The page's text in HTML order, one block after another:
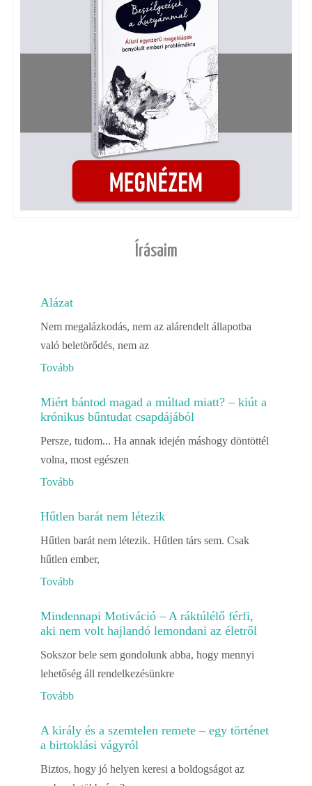
Írásaim
Alázat
Nem megalázkodás, nem az alárendelt állapotba
való beletörődés, nem az
Tovább
Miért bántod magad a múltad miatt? – kiút a
krónikus bűntudat csapdájából
Persze, tudom... Ha annak idején máshogy döntöttél
volna, most egészen
Tovább
Hűtlen barát nem létezik
Hűtlen barát nem létezik. Hűtlen társ sem. Csak
hűtlen ember,
Tovább
Mindennapi Motiváció – A ráktúlélő férfi,
aki nem volt hajlandó lemondani az életről
Sokszor bele sem gondolunk abba, hogy mennyi
lehetőség áll rendelkezésünkre
Tovább
A király és a szemtelen remete – egy történet
a birtoklási vágyról
Biztos, hogy jó helyen keresi a boldogságot az